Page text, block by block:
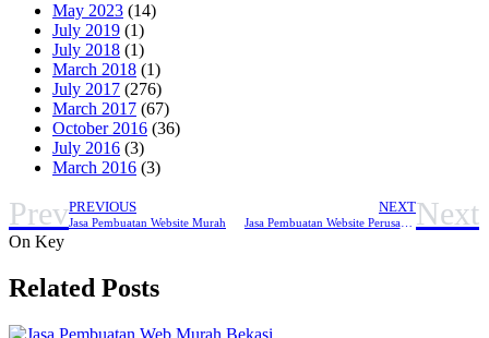
May 2023 (14)
July 2019 (1)
July 2018 (1)
March 2018 (1)
July 2017 (276)
March 2017 (67)
October 2016 (36)
July 2016 (3)
March 2016 (3)
PrevPREVIOUS
Jasa Pembuatan Website Murah
NEXT
Jasa Pembuatan Website Perusahaan Next
On Key
Related Posts